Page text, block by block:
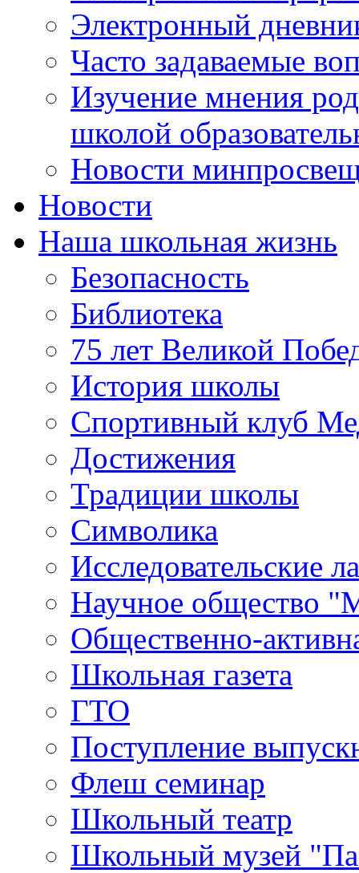
Электронный
Часто задаваемые
Изучение мнения
школой
Новости
Новости
Наша школьная жизнь
Безопасность
Библиотека
75 лет Великой
История школы
Спортивный клуб
Достижения
Традиции школы
Символика
Исследовательские
Научное общество
Общественно-
Школьная газета
ГТО
Поступление
Флеш семинар
Школьный театр
Школьный музей